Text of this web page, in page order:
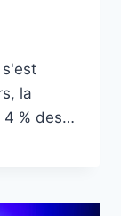
s'est
la
4 % des…